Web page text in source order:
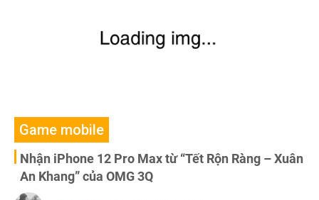
Game mobile
Nhận iPhone 12 Pro Max từ “Tết Rộn Ràng – Xuân
An Khang” của OMG 3Q